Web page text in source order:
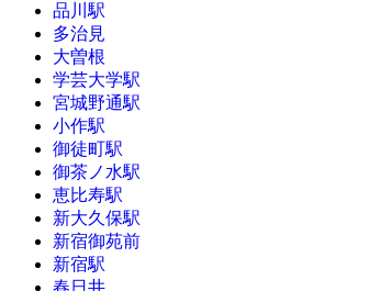
品川駅
多治見
大曽根
学芸大学駅
宮城野通駅
小作駅
御徒町駅
御茶ノ水駅
恵比寿駅
新大久保駅
新宿御苑前
新宿駅